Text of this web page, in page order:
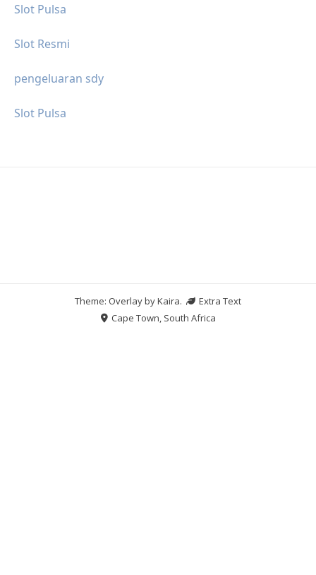
Slot Pulsa
Slot Resmi
pengeluaran sdy
Slot Pulsa
Theme: Overlay byKaira.
Extra Text
Cape Town, South Africa